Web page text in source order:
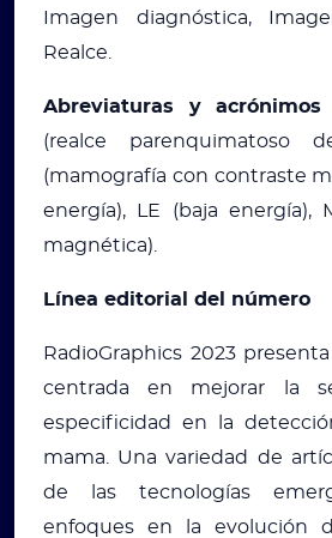
Imagen diagnóstica,
Realce.
Abreviaturas y acrónimos
(realce parenquimatoso
(mamografía con contraste
energía), LE (baja energía),
magnética).
Línea editorial del número
RadioGraphics 2023
centrada en mejorar la
especificidad en la
mama. Una variedad de
de las tecnologías
enfoques en la evolución